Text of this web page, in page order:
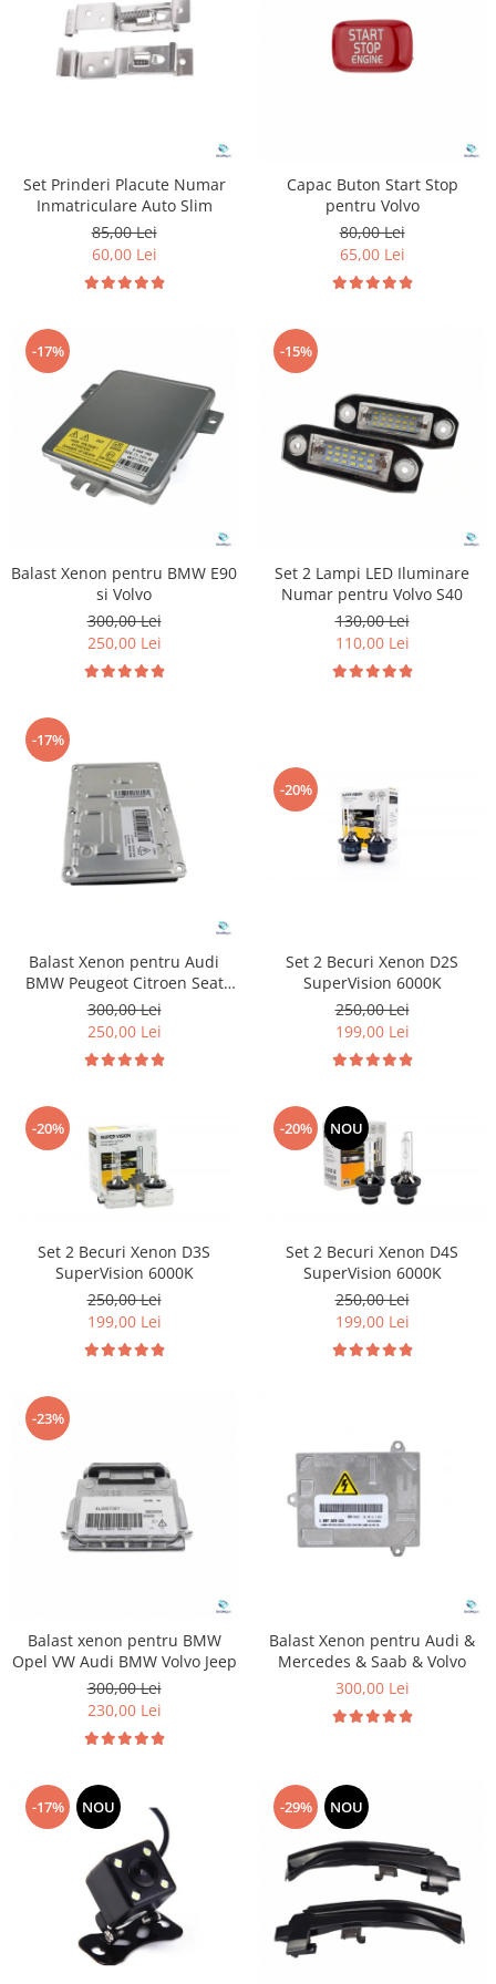
Suzuki
Toyota
Dopuri anulare clapete admisie
Garnituri galerie admisie BMW
Valve PCV
95%
Eleron Portbagaj
Set Prinderi Placute Numar
Inmatriculare Auto Slim
85,00 Lei
60,00 Lei
Capac Buton Start Stop
pentru Volvo
80,00 Lei
65,00 Lei
-17%
Balast Xenon pentru BMW E90
si Volvo
300,00 Lei
250,00 Lei
-15%
Set 2 Lampi LED Iluminare
Numar pentru Volvo S40
130,00 Lei
110,00 Lei
-17%
Balast Xenon pentru Audi
BMW Peugeot Citroen Seat
Volkswagen Volvo Renault
300,00 Lei
250,00 Lei
-20%
Set 2 Becuri Xenon D2S
SuperVision 6000K
250,00 Lei
199,00 Lei
-20%
Set 2 Becuri Xenon D3S
SuperVision 6000K
250,00 Lei
199,00 Lei
-20% NOU
Set 2 Becuri Xenon D4S
SuperVision 6000K
250,00 Lei
199,00 Lei
-23%
Balast xenon pentru BMW
Opel VW Audi BMW Volvo Jeep
300,00 Lei
230,00 Lei
Balast Xenon pentru Audi &
Mercedes & Saab & Volvo
300,00 Lei
-17% NOU -29% NOU